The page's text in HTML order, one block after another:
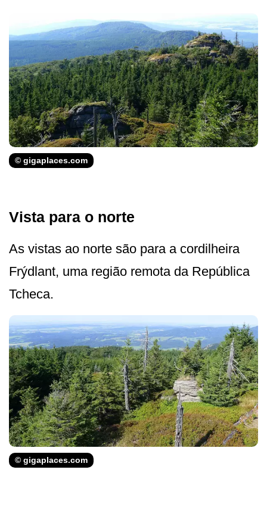
© gigaplaces.com
Vista para o norte
As vistas ao norte são para a cordilheira
Frýdlant, uma região remota da República
Tcheca.
© gigaplaces.com